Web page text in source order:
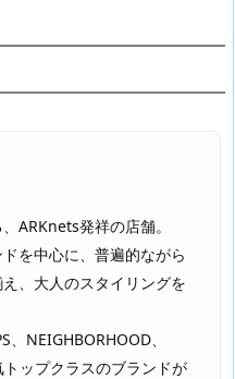
ARKnets発祥の店舗。
を中心に、普遍的ながら
、大人のスタイリングを
、NEIGHBORHOOD、
ップクラスのブランドが